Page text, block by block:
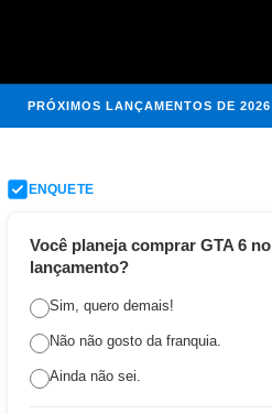
PRÓXIMOS LANÇAMENTOS DE 2026
ENQUETE
Você planeja comprar GTA 6 no
lançamento?
Sim, quero demais!
Não não gosto da franquia.
Ainda não sei.